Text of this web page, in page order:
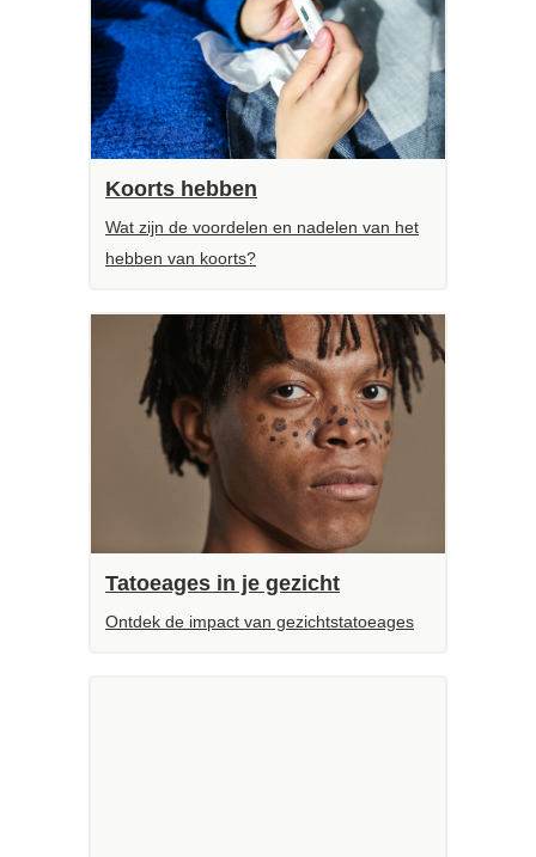
Koorts hebben
Wat zijn de voordelen en nadelen van het
hebben van koorts?
Tatoeages in je gezicht
Ontdek de impact van gezichtstatoeages